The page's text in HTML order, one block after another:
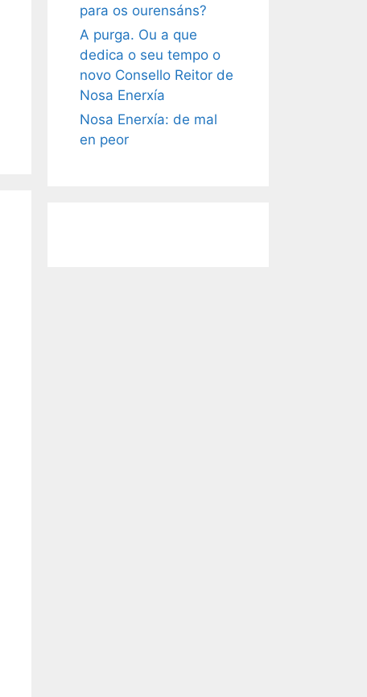
para os ourensáns?
A purga. Ou a que
dedica o seu tempo o
novo Consello Reitor de
Nosa Enerxía
Nosa Enerxía: de mal
en peor